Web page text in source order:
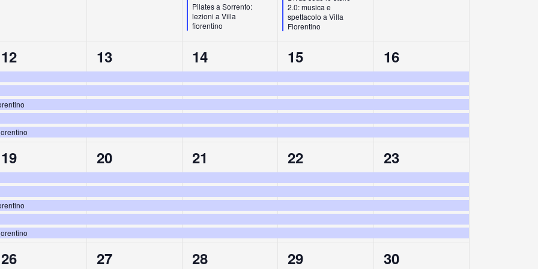
Pilates a Sorrento:
lezioni a Villa
fiorentino
2.0: musica e
spettacolo a Villa
Fiorentino
5
eventi,
12
5
eventi,
13
5
eventi,
14
5
eventi,
15
5
eventi,
16
5
eventi,
19
5
eventi,
20
5
eventi,
21
5
eventi,
22
5
eventi,
23
5
26
5
27
5
28
5
29
5
30